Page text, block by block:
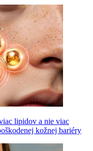
lipidov a nie viac
kožnej bariéry